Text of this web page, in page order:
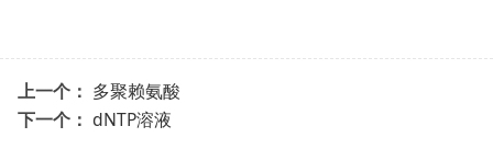
上一个： 多聚赖氨酸
下一个： dNTP溶液